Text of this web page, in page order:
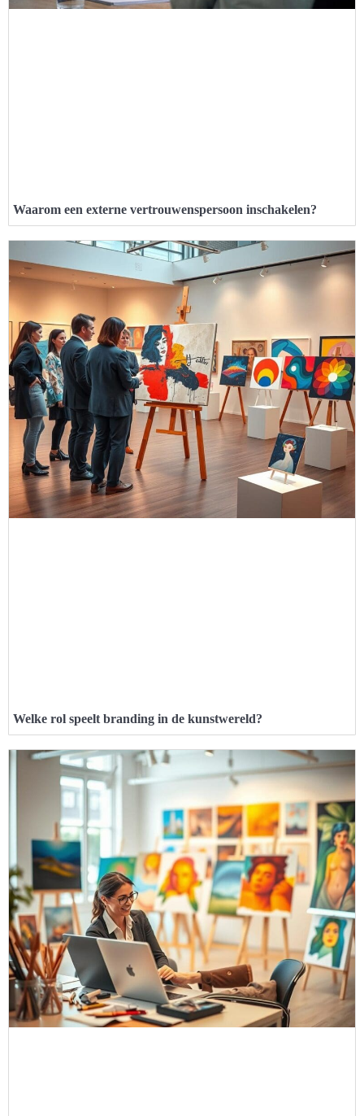
Waarom een externe vertrouwenspersoon inschakelen?
Welke rol speelt branding in de kunstwereld?